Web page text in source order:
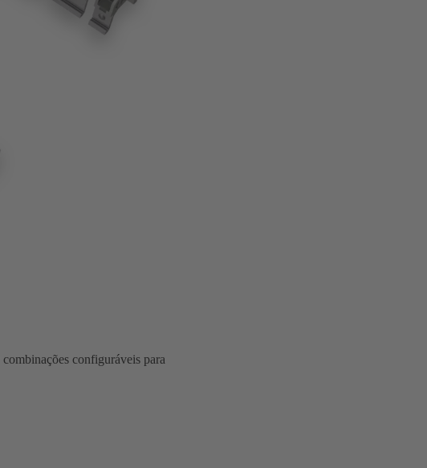
configuráveis para